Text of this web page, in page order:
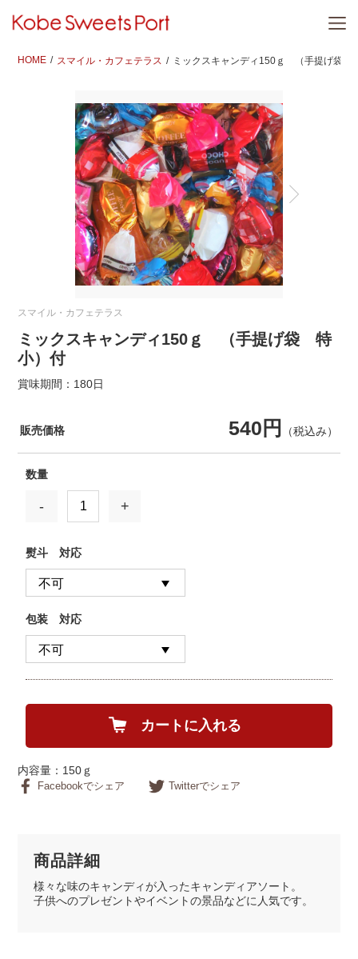
HOME スマイル・カフェテラス ミックスキャンディ150ｇ （手提げ袋
スマイル・カフェテラス
ミックスキャンディ150ｇ （手提げ袋 特
小）付
賞味期間：180日
販売価格 540円 （税込み）
数量
- +
熨斗 対応
包装 対応
カートに入れる
内容量：150ｇ
Facebookでシェア Twitterでシェア
商品詳細
様々な味のキャンディが入ったキャンディアソート。
子供へのプレゼントやイベントの景品などに人気です。